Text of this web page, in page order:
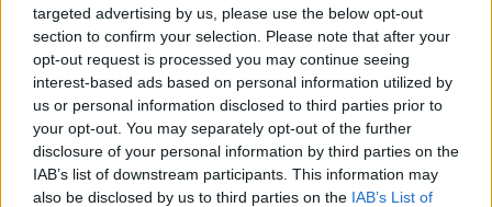
targeted advertising by us, please use the below opt-out
section to confirm your selection. Please note that after your
opt-out request is processed you may continue seeing
interest-based ads based on personal information utilized by
us or personal information disclosed to third parties prior to
your opt-out. You may separately opt-out of the further
disclosure of your personal information by third parties on the
IAB’s list of downstream participants. This information may
also be disclosed by us to third parties on the IAB’s List of
Νέο Audi A2 e-tron με στόχο την κορυφή της αποδοτικότητας
Εθνική Νεανίδων: Με τη
Βουλγαρία για τις θέσεις 5-8
του Ευρωμπάσκετ (live stream)
WNBA Draft: Μετά τον Καντέρ
θέλει να δηλώσει συμμετοχή
και ο Ρόις Γουάιτ!